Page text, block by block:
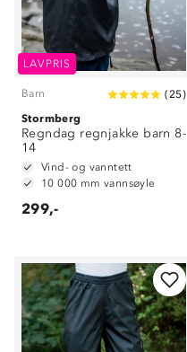
LAVPRIS
Barn (25)
Stormberg
Regndag regnjakke barn 8-
14
Vind- og vanntett
10 000 mm vannsøyle
299,-